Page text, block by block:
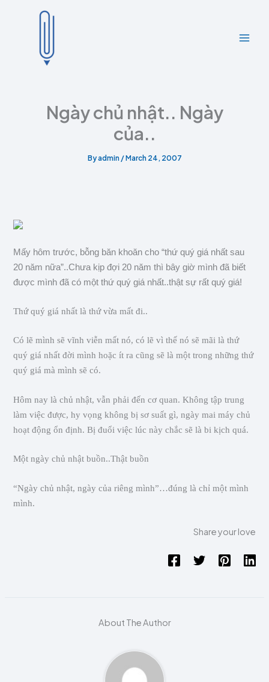
Ngày chủ nhật.. Ngày
của..
Byadmin /March 24, 2007
Mấy hôm trước, bỗng băn khoăn cho “thứ quý giá nhất sau
20 năm nữa”..Chưa kịp đợi 20 năm thì bây giờ mình đã biết
được mình đã có một thứ quý giá nhất..thật sự rất quý giá!
Thứ quý giá nhất là thứ vừa mất đi..
Có lẽ mình sẽ vĩnh viễn mất nó, có lẽ vì thế nó sẽ mãi là thứ
quý giá nhất đời mình hoặc ít ra cũng sẽ là một trong những thứ
quý giá mà mình sẽ có.
Hôm nay là chủ nhật, vẫn phải đến cơ quan. Không tập trung
làm việc được, hy vọng không bị sơ suất gì, ngày mai máy chủ
hoạt động ổn định. Bị đuổi việc lúc này chắc sẽ là bi kịch quá.
Một ngày chủ nhật buồn..Thật buồn
“Ngày chủ nhật, ngày của riêng mình”…đúng là chỉ một mình
mình.
Share your love
About The Author